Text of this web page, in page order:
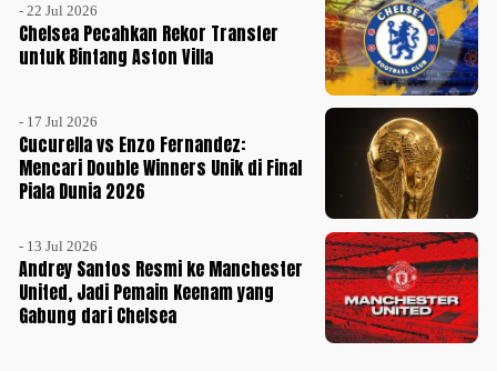
- 22 Jul 2026
Chelsea Pecahkan Rekor Transfer
untuk Bintang Aston Villa
- 17 Jul 2026
Cucurella vs Enzo Fernandez:
Mencari Double Winners Unik di Final
Piala Dunia 2026
- 13 Jul 2026
Andrey Santos Resmi ke Manchester
United, Jadi Pemain Keenam yang
Gabung dari Chelsea